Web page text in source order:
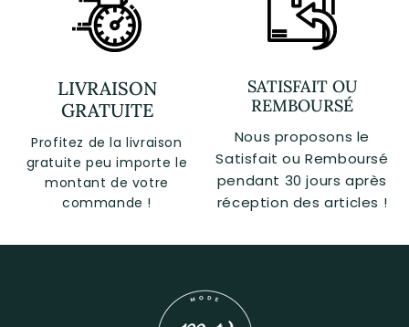
LIVRAISON
GRATUITE
Profitez de la livraison
gratuite peu importe le
montant de votre
commande !
SATISFAIT OU
REMBOURSÉ
Nous proposons le
Satisfait ou Remboursé
pendant 30 jours après
réception des articles !